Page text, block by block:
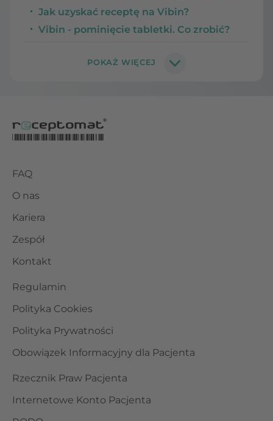
Jak uzyskać receptę na Vibin?
Vibin - pominięcie tabletki. Co zrobić?
FAQ
O nas
Kariera
Zespół
Kontakt
Regulamin
Polityka Cookies
Polityka Prywatności
Obowiązek Informacyjny dla Pacjenta
Rzecznik Praw Pacjenta
Internetowe Konto Pacjenta